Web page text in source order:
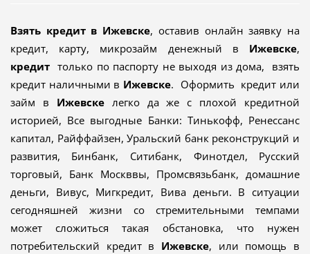
Взять кредит в Ижевске, оставив онлайн заявку на
кредит, карту, микрозайм денежный в Ижевске,
кредит только по паспорту не выходя из дома, взять
кредит наличными в Ижевске. Оформить кредит или
займ в Ижевске легко да же с плохой кредитной
историей, Все выгодные Банки: Тинькофф, Ренессанс
капитал, Райффайзен, Уральский банк реконструкций и
развития, Бинбанк, Ситибанк, Финотдел, Русский
торговый, Банк Москввы, Промсвязьбанк, домашние
деньги, Вивус, Мигкредит, Вива деньги. В ситуации
сегодняшней жизни со стремительными темпами
может сложиться такая обстановка, что нужен
потребительский кредит в Ижевске, или помощь в